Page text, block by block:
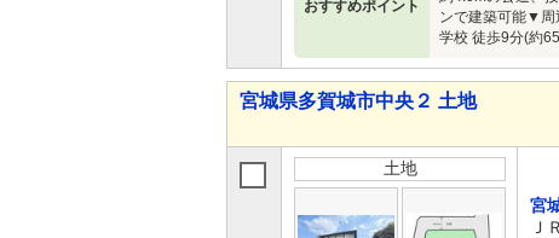
おすすめポイント
ンで建築可能▼周
学校 徒歩9分(約
宮城県多賀城市中央２ 土地
土地
宮
Ｊ